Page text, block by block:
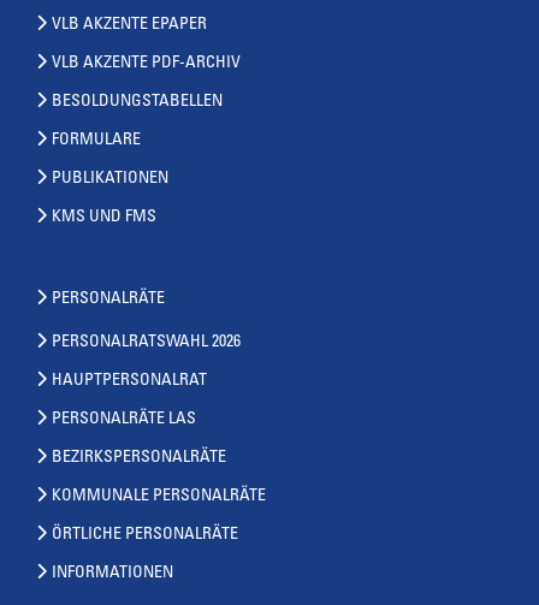
VLB AKZENTE EPAPER
VLB AKZENTE PDF-ARCHIV
BESOLDUNGSTABELLEN
FORMULARE
PUBLIKATIONEN
KMS UND FMS
PERSONALRÄTE
PERSONALRATSWAHL 2026
HAUPTPERSONALRAT
PERSONALRÄTE LAS
BEZIRKSPERSONALRÄTE
KOMMUNALE PERSONALRÄTE
ÖRTLICHE PERSONALRÄTE
INFORMATIONEN